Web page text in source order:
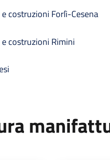
costruzioni Forlì-Cesena
costruzioni Rimini